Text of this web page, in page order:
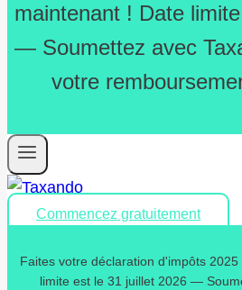
maintenant ! Date
— Soumettez avec
votre
Commencez gratuitement
Faites votre déclaration d'impôts
limite est le 31 juillet 2026 —